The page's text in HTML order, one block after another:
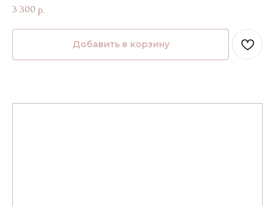
3 300 р.
Добавить в корзину